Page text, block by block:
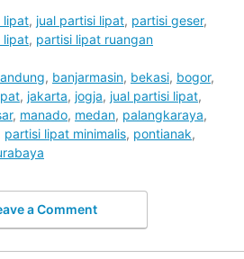
lipat, jual partisi lipat, partisi geser,
lipat, partisi lipat ruangan
, banjarmasin, bekasi, bogor,
, jakarta, jogja, jual partisi lipat,
, manado, medan, palangkaraya,
partisi lipat minimalis, pontianak,
a Comment